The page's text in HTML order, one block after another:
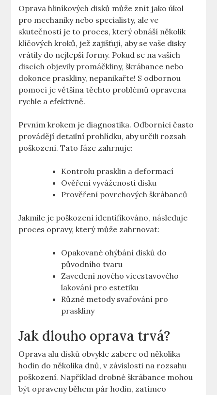
Oprava hliníkových disků může znít jako ‍úkol
pro mechaniky nebo specialisty, ⁢ale ve
skutečnosti ‍je ⁢to proces, který obnáší několik
klíčových kroků,‍ jež zajišťují, aby⁢ se vaše disky⁣
vrátily do nejlepší ⁢formy.⁤ Pokud se na⁤ vašich
⁤discích ⁤objevily promáčkliny, škrábance nebo⁤
dokonce⁤ praskliny, nepanikařte! S odbornou
pomocí je většina těchto ⁣problémů opravena
‍rychle a efektivně.
Prvním krokem⁢ je​ diagnostika. Odborníci často
provádějí detailní prohlídku, aby určili rozsah
poškození. Tato fáze zahrnuje:
Kontrolu prasklin a​ deformací
Ověření vyváženosti disku
Prověření povrchových škrábanců
Jakmile je ​poškození identifikováno, následuje⁣
proces opravy, který může zahrnovat:
Opakované ohýbání disků do
původního tvaru
Zavedení nového vícestavového
⁤lakování pro estetiku
Různé metody svařování pro
praskliny
Jak dlouho oprava trvá?
Oprava⁤ alu disků obvykle ⁣zabere od několika
hodin do několika dnů, v závislosti na rozsahu
poškození. Například drobné škrábance ‍mohou⁢
být opraveny během pár hodin, zatímco